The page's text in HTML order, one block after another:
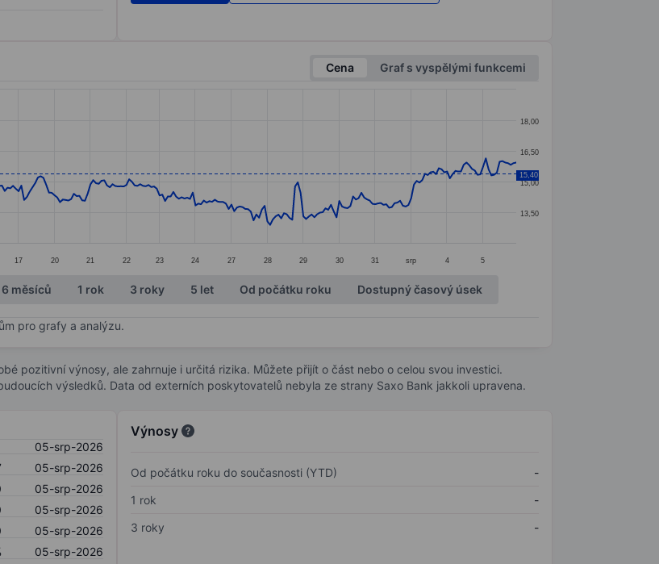
Cena
Graf s vyspělými funkcemi
from 12.88 to 19.
17 20 21 22 23 24 27 28 29 30 31 srp 4 5
13,50
15,00
16,50
18,00
15,40
6 měsíců 1 rok 3 roky 5 let Od počátku roku Dostupný časový úsek
pro grafy a analýzu.
pozitivní výnosy, ale zahrnuje i určitá rizika. Můžete přijít o část nebo o celou svou investici.
výsledků. Data od externích poskytovatelů nebyla ze strany Saxo Bank jakkoli upravena.
05-srp-2026
05-srp-2026
05-srp-2026
05-srp-2026
05-srp-2026
05-srp-2026
Výnosy
Od počátku roku do současnosti (YTD)
-
1 rok
-
3 roky
-